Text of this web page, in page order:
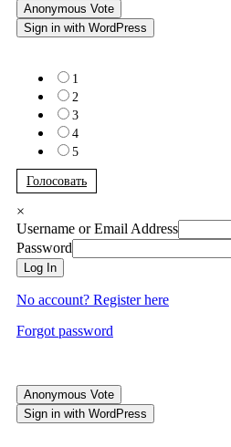
Anonymous Vote
Sign in with WordPress
1
2
3
4
5
Голосовать
×
Username or Email Address
Password
Log In
No account? Register here
Forgot password
Anonymous Vote
Sign in with WordPress